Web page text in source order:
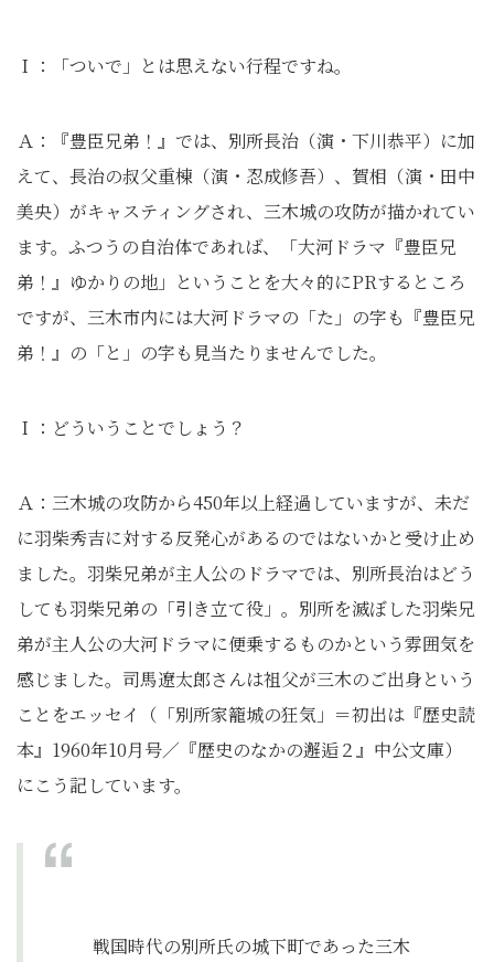
Ｉ：「ついで」とは思えない行程ですね。
Ａ：『豊臣兄弟！』では、別所長治（演・下川恭平）に加
えて、長治の叔父重棟（演・忍成修吾）、賀相（演・田中
美央）がキャスティングされ、三木城の攻防が描かれてい
ます。ふつうの自治体であれば、「大河ドラマ『豊臣兄
弟！』ゆかりの地」ということを大々的にPRするところ
ですが、三木市内には大河ドラマの「た」の字も『豊臣兄
弟！』の「と」の字も見当たりませんでした。
Ｉ：どういうことでしょう？
Ａ：三木城の攻防から450年以上経過していますが、未だ
に羽柴秀吉に対する反発心があるのではないかと受け止め
ました。羽柴兄弟が主人公のドラマでは、別所長治はどう
しても羽柴兄弟の「引き立て役」。別所を滅ぼした羽柴兄
弟が主人公の大河ドラマに便乗するものかという雰囲気を
感じました。司馬遼太郎さんは祖父が三木のご出身という
ことをエッセイ（「別所家籠城の狂気」＝初出は『歴史読
本』1960年10月号／『歴史のなかの邂逅２』中公文庫）
にこう記しています。
戦国時代の別所氏の城下町であった三木